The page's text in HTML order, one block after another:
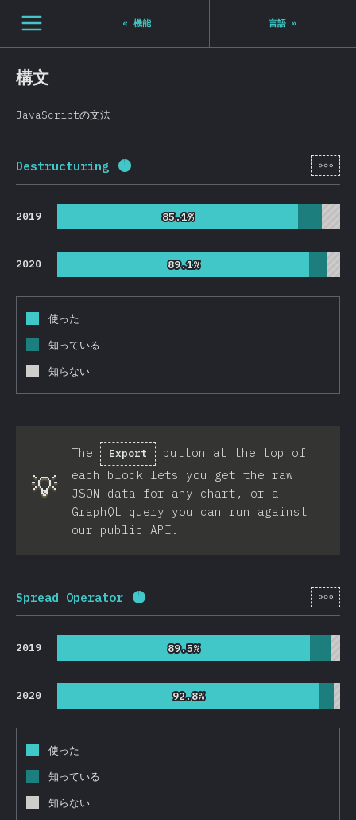
[ja-JP] general.open_nav
« 機能 言語 »
構文
JavaScriptの文法
Destructuring 回答記入率： [ja-
2019 85.1%
85.1%
2020 89.1%
89.1%
使った
知っている
知らない
💡
The Export
button at the top of
each block lets you get the raw
JSON data for any chart, or a
GraphQL query you can run against
our public API.
Spread Operator 回答記入率： [ja-
2019 89.5%
89.5%
2020 92.8%
92.8%
使った
知っている
知らない